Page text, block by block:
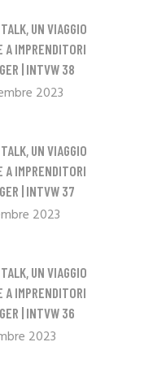
UN VIAGGIO
A IMPRENDITORI
| INTVW 38
2023
UN VIAGGIO
A IMPRENDITORI
| INTVW 37
2023
UN VIAGGIO
A IMPRENDITORI
| INTVW 36
2023